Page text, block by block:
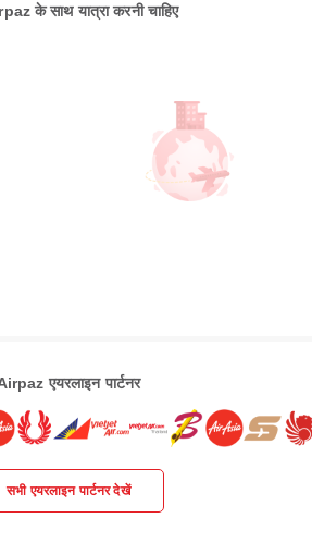
के साथ यात्रा करनी चाहिए
एयरलाइन पार्टनर
सभी एयरलाइन पार्टनर देखें